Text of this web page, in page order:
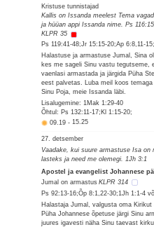
Kristuse tunnistajad
Kallis on Issanda meelest Tema
ja hüüan appi Issanda nime. Ps
KLPR 35
Ps 119:41-48;Jr 15:15-20;Ap 6:8,11-
Halastuse ja armastuse Jumal, Sina
kes me sageli Sinu vastu tegutseme,
vaenlasi armastada ja järgida Püha
eest palvetas. Luba meil koos
Sinu Poja, meie Issanda läbi.
Lisalugemine: 1Mak 1:29-40
Õhtul: Ps 132:11-17;Kl 1:15-20;
09.19-15.25
27. detsember
Vaadake, kui suure armastuse Isa on
lasteks ja need me olemegi. 1Jh 3:1
Apostel ja evangelist Johannese
Jumal on armastus KLPR 314
Ps 92:13-16;Õp 8:1,22-30;1Jh 1:1-4
Halastaja Jumal, valgusta oma
Püha Johannese õpetuse järgi Sinu
juures igavesti näha Sinu taevast